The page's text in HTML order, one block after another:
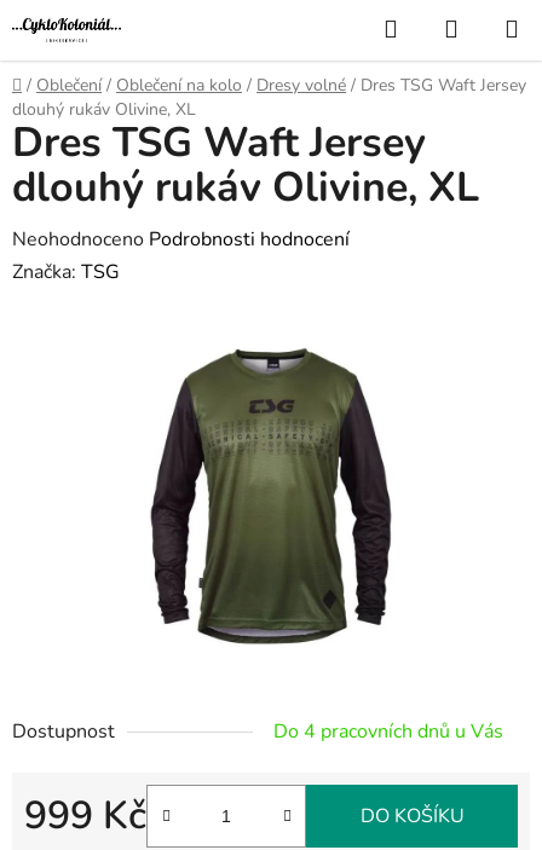
Přejít
na
obsah
Hledat
KOŠÍK
Domů
/ Oblečení / Oblečení na kolo / Dresy volné / Dres TSG Waft Jersey
dlouhý rukáv Olivine, XL
Dostupnost Do 4 pracovních dnů u Vás
999 Kč DO KOŠÍKU
Dres TSG Waft Jersey
dlouhý rukáv Olivine, XL
Průměrné
hodnocení
Neohodnoceno Podrobnosti hodnocení
Značka: TSG